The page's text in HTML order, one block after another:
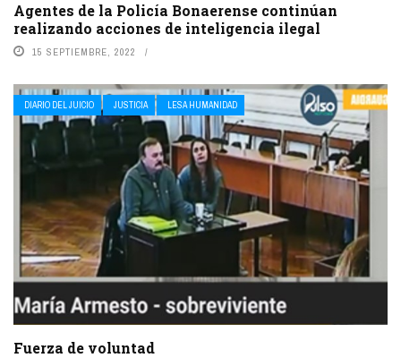
Agentes de la Policía Bonaerense continúan
realizando acciones de inteligencia ilegal
15 SEPTIEMBRE, 2022
DIARIO DEL JUICIO JUSTICIA LESA HUMANIDAD
Fuerza de voluntad